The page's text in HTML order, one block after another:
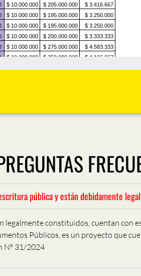
pública y están debidamente
legalmente constituidos, cuentan con
Públicos, es un proyecto que
Nº 31/2024